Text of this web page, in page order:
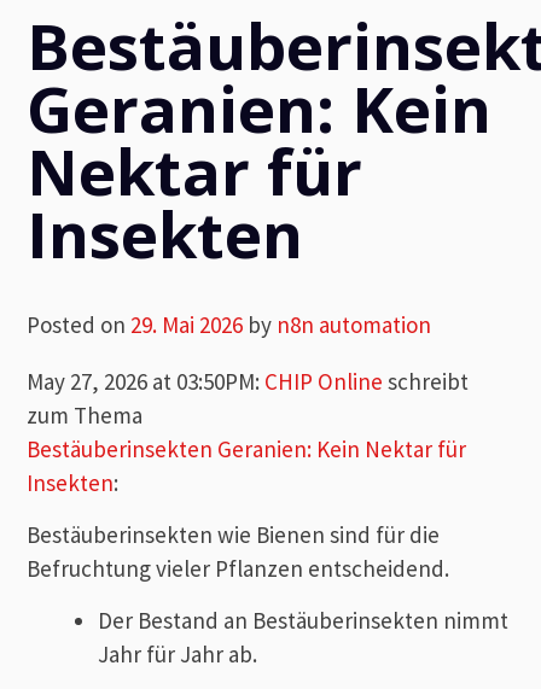
Geranien: Kein
Nektar für
Insekten
Posted on 29. Mai 2026 by n8n automation
May 27, 2026 at 03:50PM: CHIP Online schreibt
zum Thema
Bestäuberinsekten Geranien: Kein Nektar für
Insekten:
Bestäuberinsekten wie Bienen sind für die
Befruchtung vieler Pflanzen entscheidend.
Der Bestand an Bestäuberinsekten nimmt
Jahr für Jahr ab.